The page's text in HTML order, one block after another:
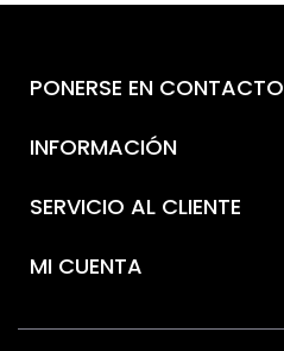
PONERSE EN CONTACTO
INFORMACIÓN
SERVICIO AL CLIENTE
MI CUENTA